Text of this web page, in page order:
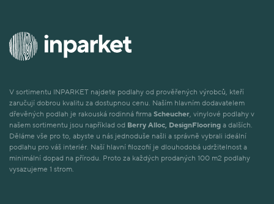
V sortimentu INPARKET najdete podlahy od prověřených výrobců, kteří
zaručují dobrou kvalitu za dostupnou cenu. Naším hlavním dodavatelem
dřevěných podlah je rakouská rodinná firma Scheucher , vinylové podlahy v
našem sortimentu jsou například od Berry Alloc, DesignFlooring a dalších.
Děláme vše pro to, abyste u nás jednoduše našli a správně vybrali ideální
podlahu pro váš interiér. Naší hlavní filozofií je dlouhodobá udržitelnost a
minimální dopad na přírodu. Proto za každých prodaných 100 m2 podlahy
vysazujeme 1 strom.